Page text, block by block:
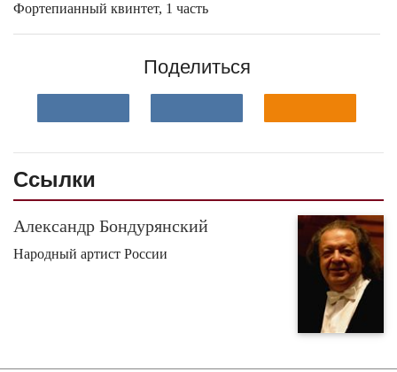
Фортепианный квинтет, 1 часть
Поделиться
Ссылки
Александр Бондурянский
Народный артист России